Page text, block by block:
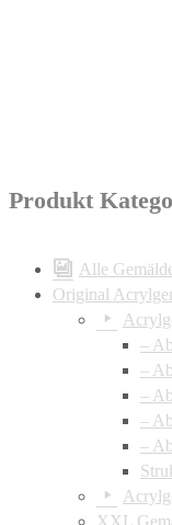
Produkt
Alle
Original
–
–
–
–
–